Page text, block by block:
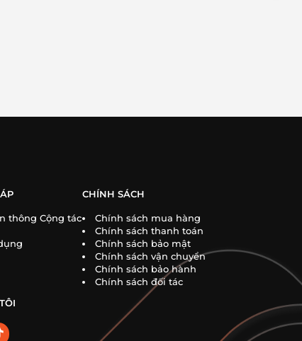
thông Cộng tác
CHÍNH SÁCH
Chính sách mua hàng
Chính sách thanh toán
Chính sách bảo mật
Chính sách vận chuyển
Chính sách bảo hành
Chính sách đối tác